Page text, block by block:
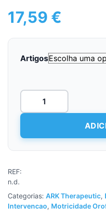
17,59 €
Artigos
Quantidade
Mordedor
REF:
n.d.
Categorias: ARK Therapeutic,
Intervencao, Motricidade